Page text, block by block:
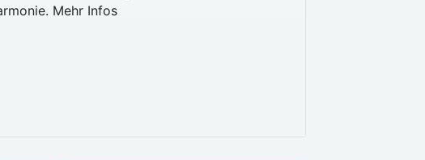
Mehr Infos